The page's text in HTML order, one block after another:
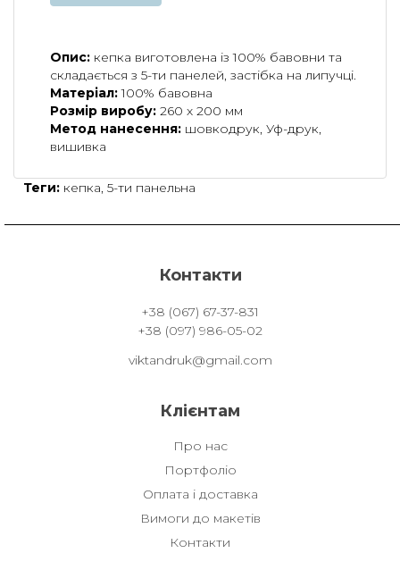
Опис: кепка виготовлена із 100% бавовни та
складається з 5-ти панелей, застібка на липучці.
Матеріал:100% бавовна
Розмір виробу: 260 х 200 мм
Метод нанесення: шовкодрук, Уф-друк,
вишивка
Теги: кепка, 5-ти панельна
Контакти
+38 (067) 67-37-831
+38 (097) 986-05-02
viktandruk@gmail.com
Клієнтам
Про нас
Портфоліо
Оплата і доставка
Вимоги до макетів
Контакти